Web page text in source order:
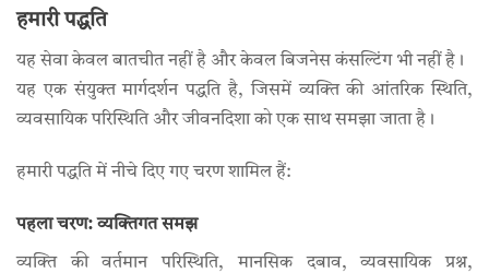
हमारी पद्धति
यह सेवा केवल बातचीत नहीं है और केवल बिजनेस कंसल्टिंग भी नहीं है।
यह एक संयुक्त मार्गदर्शन पद्धति है, जिसमें व्यक्ति की आंतरिक स्थिति,
व्यवसायिक परिस्थिति और जीवनदिशा को एक साथ समझा जाता है।
हमारी पद्धति में नीचे दिए गए चरण शामिल हैं:
पहला चरण: व्यक्तिगत समझ
व्यक्ति की वर्तमान परिस्थिति, मानसिक दबाव, व्यवसायिक प्रश्न,